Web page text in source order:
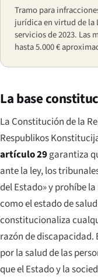
Tramo para
jurídica en virtud de la
servicios de 2023. Las
hasta 5.000 €
La base
La Constitución de la
Respublikos
artículo 29garantiza
ante la ley, los
del Estado» y prohíbe
como el estado de
constitucionaliza
razón de discapacidad.
por la salud de las
que el Estado y la